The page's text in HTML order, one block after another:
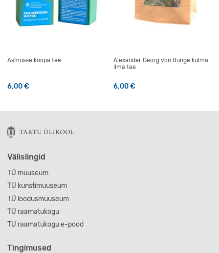
Asmusse koopa tee
6,00€
Alexander Georg von Bunge külma
ilma tee
6,00€
Välislingid
TÜ muuseum
TÜ kunstimuuseum
TÜ loodusmuuseum
TÜ raamatukogu
TÜ raamatukogu e-pood
Tingimused